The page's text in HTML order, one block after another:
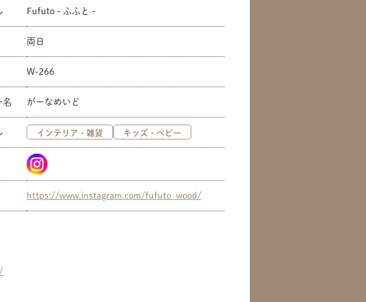
Fufuto - ふふと -
両日
W-266
名 がーなめいど
インテリア・雑貨 キッズ・ベビー
https://www.instagram.com/fufuto_wood/